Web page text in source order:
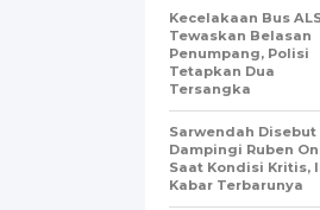
Kecelakaan Bus
Tewaskan Belasan
Penumpang, Polisi
Tetapkan Dua
Tersangka
Sarwendah Disebut
Dampingi Ruben
Saat Kondisi Kritis,
Kabar Terbarunya